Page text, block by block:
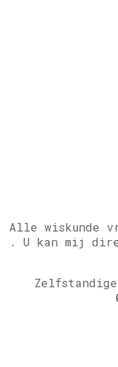
Alle wiskunde
. U kan mij
Zelfstandige